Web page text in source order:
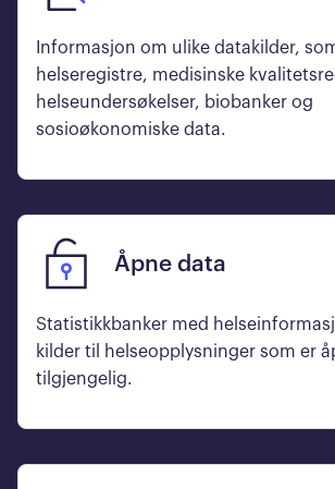
Informasjon om ulike datakilder,
helseregistre, medisinske
helseundersøkelser, biobanker og
sosioøkonomiske data.
Åpne data
Statistikkbanker med
kilder til helseopplysninger som er
tilgjengelig.